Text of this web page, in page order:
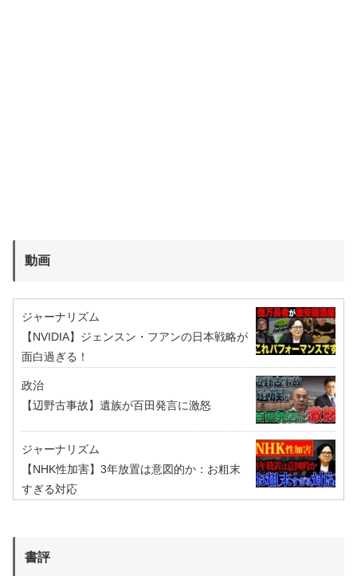
動画
ジャーナリズム
【NVIDIA】ジェンスン・フアンの日本戦略が
面白過ぎる！
政治
【辺野古事故】遺族が百田発言に激怒
ジャーナリズム
【NHK性加害】3年放置は意図的か：お粗末
すぎる対応
書評